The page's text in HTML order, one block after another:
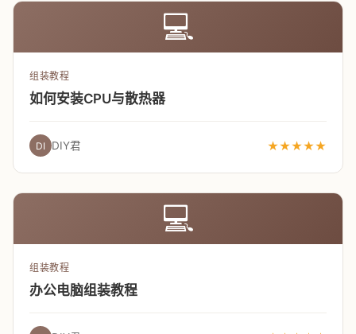
💻
组装教程
如何安装CPU与散热器
DI DIY君 ★★★★★
💻
组装教程
办公电脑组装教程